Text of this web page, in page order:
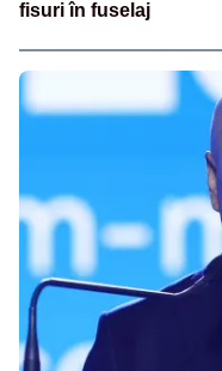
fisuri în fuselaj